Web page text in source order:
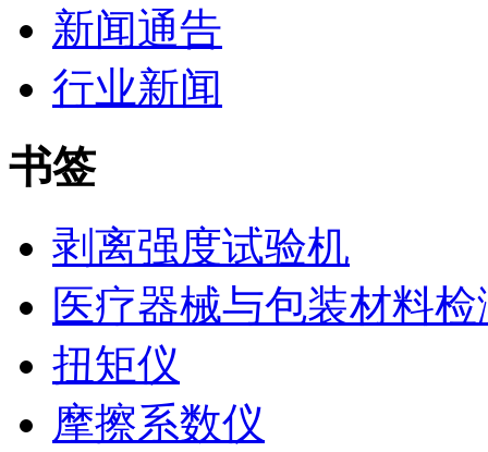
新闻通告
行业新闻
书签
剥离强度试验机
医疗器械与包装材料检
扭矩仪
摩擦系数仪